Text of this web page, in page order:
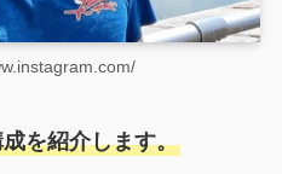
を紹介します。